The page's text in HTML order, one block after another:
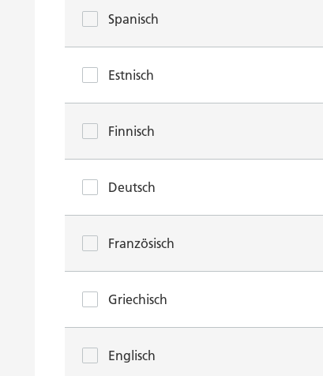
Spanisch
Estnisch
Finnisch
Deutsch
Französisch
Griechisch
Englisch